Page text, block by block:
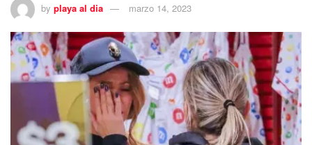
by playa al dia marzo 14, 2023